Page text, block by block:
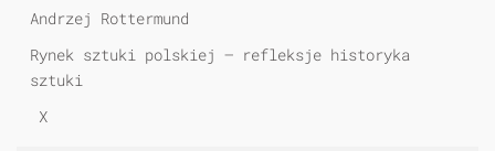
Andrzej Rottermund
Rynek sztuki polskiej — refleksje historyka
sztuki
X